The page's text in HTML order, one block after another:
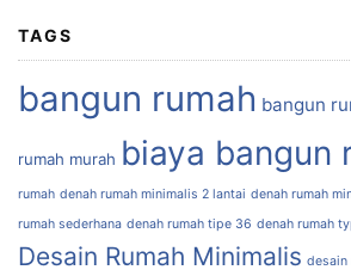
TAGS
bangun rumah bangun
rumah murah biaya bangun
rumah denah rumah minimalis 2 lantai denah rumah
rumah sederhana denah rumah tipe 36 denah rumah
Desain Rumah Minimalis desain